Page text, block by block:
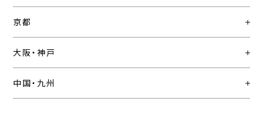
京都
大阪・神戸
中国・九州